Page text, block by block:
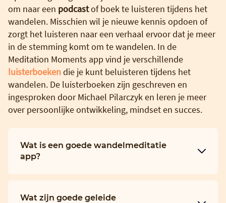
om naar een podcastof boek te luisteren tijdens het
wandelen. Misschien wil je nieuwe kennis opdoen of
zorgt het luisteren naar een verhaal ervoor dat je meer
in de stemming komt om te wandelen. In de
Meditation Moments app vind je verschillende
luisterboekendie je kunt beluisteren tijdens het
wandelen. De luisterboeken zijn geschreven en
ingesproken door Michael Pilarczyk en leren je meer
over persoonlijke ontwikkeling, mindset en succes.
Wat is een goede wandelmeditatie
app?
Wat zijn goede geleide